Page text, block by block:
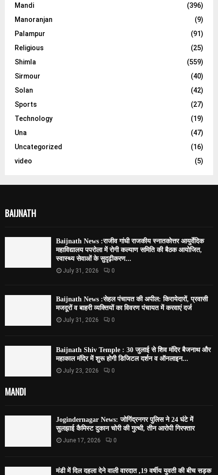
Mandi
(396)
Manoranjan
(9)
Palampur
(91)
Religious
(25)
Shimla
(559)
Sirmour
(40)
Solan
(42)
Sports
(27)
Technology
(19)
Una
(47)
Uncategorized
(16)
video
(5)
BAIJNATH
Baijnath News :राजीव गांधी राजकीय स्नातकोत्तर आयुर्वेदिक
महाविद्यालय पपरोला में रोगी कल्याण समिति की बैठक आयोजित,
स्वास्थ्य सेवाओं के सुदृढ़ीकरण...
July 31, 2026 0
Baijnath News :सेहल पंचायत की अपील: किरायेदारों, प्रवासी
मजदूरों व बाहरी व्यक्तियों का विवरण पंचायत में करवाएं दर्ज
July 31, 2026 0
Baijnath Shiv Temple : 30 जुलाई से शिव मंदिर बैजनाथ और
महाकाल मंदिर में शुरू होगी डिजिटल दर्शन व ऑनलाइन...
July 23, 2026 0
MANDI
Jogindernagar News: जोगिंद्रनगर पुलिस ने 24 घंटे में
सुलझाई कैमिस्ट दुकान चोरी की गुत्थी, तीन आरोपी गिरफ्तार
June 17, 2026 0
मंडी में दिल दहला देने वाली वारदात ,19 वर्षीय युवती की बीच सड़क